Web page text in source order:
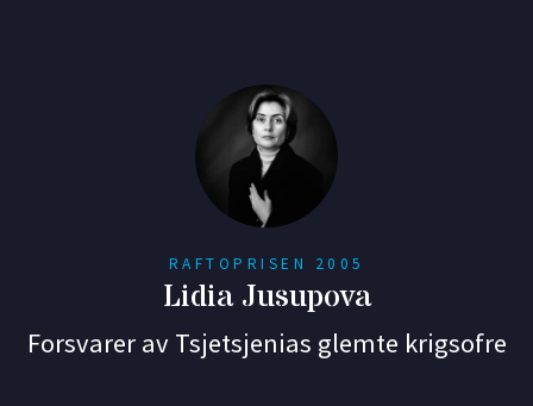
RAFTOPRISEN 2005
Lidia Jusupova
Forsvarer av Tsjetsjenias glemte krigsofre